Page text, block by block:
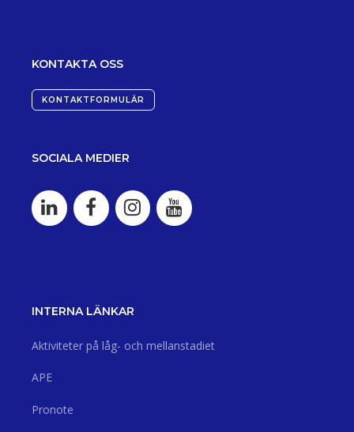
KONTAKTA OSS
KONTAKTFORMULÄR
SOCIALA MEDIER
INTERNA LÄNKAR
Aktiviteter på låg- och mellanstadiet
APE
Pronote